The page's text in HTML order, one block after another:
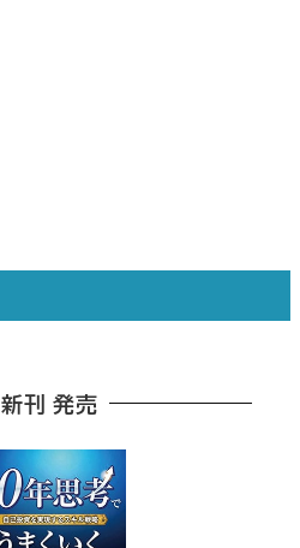
新刊 発売